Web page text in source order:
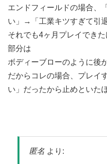
エンドフィールドの場合、
い」→「工業キツすぎて引
それでも4ヶ月プレイでき
部分は
ボディーブローのように後
だからコレの場合、プレイ
い」だったから止めといた
匿名 より: